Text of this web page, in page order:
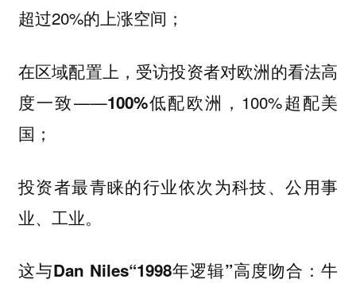
超过20%的上涨空间；
在区域配置上，受访投资者对欧洲的看法高
度一致——100%低配欧洲 ，100%超配美
国；
投资者最青睐的行业依次为科技、公用事
业、工业。
这与Dan Niles“1998年逻辑”高度吻合：牛